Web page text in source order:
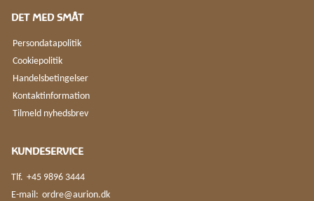
DET MED SMÅT
Persondatapolitik
Cookiepolitik
Handelsbetingelser
Kontaktinformation
Tilmeld nyhedsbrev
KUNDESERVICE
Tlf. +45 9896 3444
E-mail: ordre@aurion.dk